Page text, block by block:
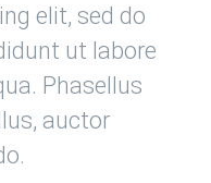
elit, sed do
ut labore
Phasellus
auctor